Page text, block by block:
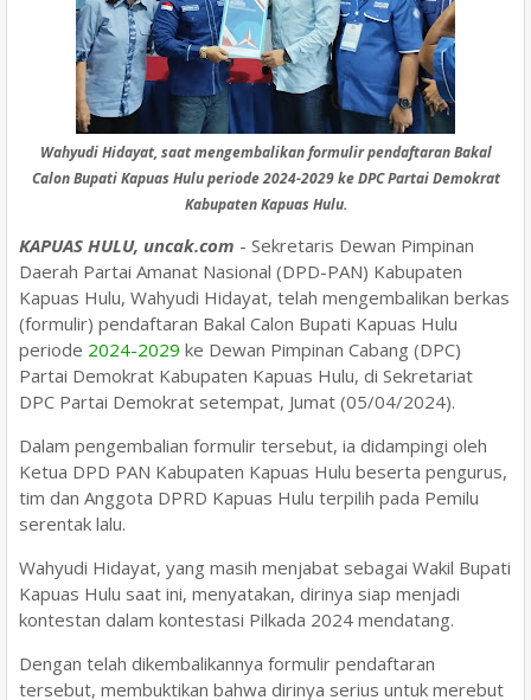
Wahyudi Hidayat, saat mengembalikan formulir pendaftaran Bakal
Calon Bupati Kapuas Hulu periode 2024-2029 ke DPC Partai Demokrat
Kabupaten Kapuas Hulu.
KAPUAS HULU, uncak.com - Sekretaris Dewan Pimpinan
Daerah Partai Amanat Nasional (DPD-PAN) Kabupaten
Kapuas Hulu, Wahyudi Hidayat, telah mengembalikan berkas
(formulir) pendaftaran Bakal Calon Bupati Kapuas Hulu
periode 2024-2029 ke Dewan Pimpinan Cabang (DPC)
Partai Demokrat Kabupaten Kapuas Hulu, di Sekretariat
DPC Partai Demokrat setempat, Jumat (05/04/2024).
Dalam pengembalian formulir tersebut, ia didampingi oleh
Ketua DPD PAN Kabupaten Kapuas Hulu beserta pengurus,
tim dan Anggota DPRD Kapuas Hulu terpilih pada Pemilu
serentak lalu.
Wahyudi Hidayat, yang masih menjabat sebagai Wakil Bupati
Kapuas Hulu saat ini, menyatakan, dirinya siap menjadi
kontestan dalam kontestasi Pilkada 2024 mendatang.
Dengan telah dikembalikannya formulir pendaftaran
tersebut, membuktikan bahwa dirinya serius untuk merebut